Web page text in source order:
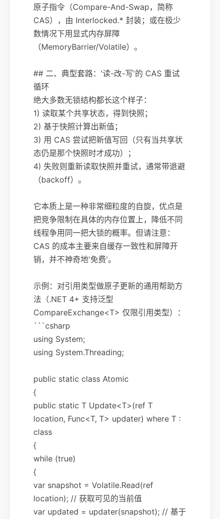
原子指令（Compare-And-Swap，简称
CAS），由 Interlocked.* 封装；或在极少
数情况下用显式内存屏障
（MemoryBarrier/Volatile）。
## 二、典型套路：'读-改-写'的 CAS 重试
循环
绝大多数无锁结构都长这个样子：
1) 读取某个共享状态，得到快照；
2) 基于快照计算出新值；
3) 用 CAS 尝试把新值写回（只有当共享状
态仍是那个快照时才成功）；
4) 失败则重新读取快照并重试，通常带退避
（backoff）。
它本质上是一种非常细粒度的自旋，优点是
把竞争限制在具体的内存位置上，降低不同
线程争用同一把大锁的概率。但请注意：
CAS 的成本主要来自缓存一致性和屏障开
销，并不神奇地'免费'。
示例：对引用类型做原子更新的通用帮助方
法（.NET 4+ 支持泛型
CompareExchange<T> 仅限引用类型）：
```csharp
using System;
using System.Threading;
public static class Atomic
{
public static T Update<T>(ref T
location, Func<T, T> updater) where T :
class
{
while (true)
{
var snapshot = Volatile.Read(ref
location); // 获取可见的当前值
var updated = updater(snapshot); // 基于